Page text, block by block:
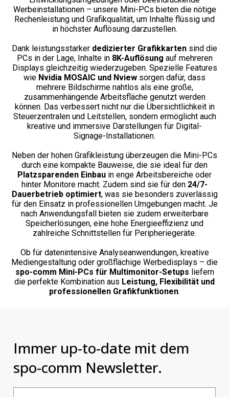
Werbeinstallationen – unsere Mini-PCs bieten die nötige
Rechenleistung und Grafikqualität, um Inhalte flüssig und
in höchster Auflösung darzustellen.
Dank leistungsstarker dedizierter Grafikkarten sind die
PCs in der Lage, Inhalte in 8K-Auflösung auf mehreren
Displays gleichzeitig wiederzugeben. Spezielle Features
wie Nvidia MOSAIC und Nview sorgen dafür, dass
mehrere Bildschirme nahtlos als eine große,
zusammenhängende Arbeitsfläche genutzt werden
können. Das verbessert nicht nur die Übersichtlichkeit in
Steuerzentralen und Leitstellen, sondern ermöglicht auch
kreative und immersive Darstellungen für Digital-
Signage-Installationen.
Neben der hohen Grafikleistung überzeugen die Mini-PCs
durch eine kompakte Bauweise, die sie ideal für den
Platzsparenden Einbau in enge Arbeitsbereiche oder
hinter Monitore macht. Zudem sind sie für den 24/7-
Dauerbetrieb optimiert, was sie besonders zuverlässig
für den Einsatz in professionellen Umgebungen macht. Je
nach Anwendungsfall bieten sie zudem erweiterbare
Speicherlösungen, eine hohe Energieeffizienz und
zahlreiche Schnittstellen für Peripheriegeräte.
Ob für datenintensive Analyseanwendungen, kreative
Mediengestaltung oder großflächige Werbedisplays – die
spo-comm Mini-PCs für Multimonitor-Setups liefern
die perfekte Kombination aus Leistung, Flexibilität und
professionellen Grafikfunktionen.
Immer up-to-date mit dem
spo-comm Newsletter.